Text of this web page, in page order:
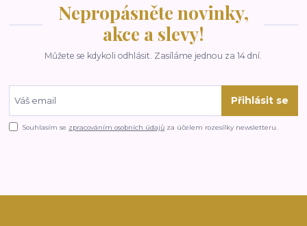
Nepropásněte novinky,
akce a slevy!
Můžete se kdykoli odhlásit. Zasíláme jednou za 14 dní.
Přihlásit se
Souhlasím se zpracováním osobních údajů za účelem rozesílky newsletteru.